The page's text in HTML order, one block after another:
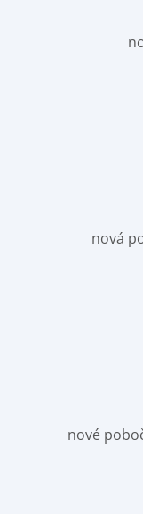
nová
nové